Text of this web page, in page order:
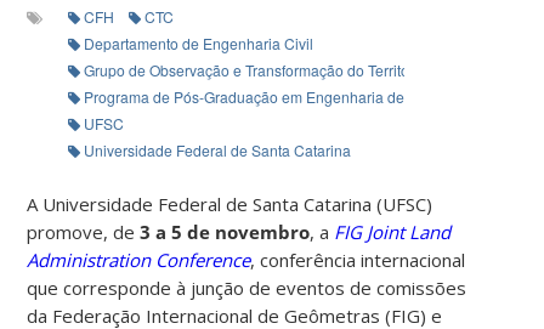
CFH
CTC
Departamento de Engenharia Civil
Grupo de Observação e Transformação do Território
Programa de Pós-Graduação em Engenharia de Transportes e
UFSC
Universidade Federal de Santa Catarina
A Universidade Federal de Santa Catarina (UFSC)
promove, de3 a 5 de novembro, a FIG Joint Land
Administration Conference, conferência internacional
que corresponde à junção de eventos de comissões
da Federação Internacional de Geômetras (FIG) e